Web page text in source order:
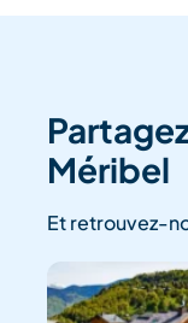
Méribel
Et retrouvez-